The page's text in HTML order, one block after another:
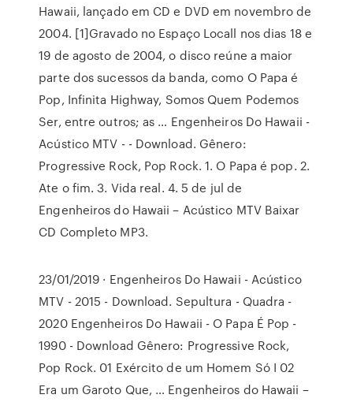
Hawaii, lançado em CD e DVD em novembro de
2004. [1]Gravado no Espaço Locall nos dias 18 e
19 de agosto de 2004, o disco reúne a maior
parte dos sucessos da banda, como O Papa é
Pop, Infinita Highway, Somos Quem Podemos
Ser, entre outros; as … Engenheiros Do Hawaii -
Acústico MTV - - Download. Gênero:
Progressive Rock, Pop Rock. 1. O Papa é pop. 2.
Ate o fim. 3. Vida real. 4. 5 de jul de
Engenheiros do Hawaii – Acústico MTV Baixar
CD Completo MP3.
23/01/2019 · Engenheiros Do Hawaii - Acústico
MTV - 2015 - Download. Sepultura - Quadra -
2020 Engenheiros Do Hawaii - O Papa É Pop -
1990 - Download Gênero: Progressive Rock,
Pop Rock. 01 Exército de um Homem Só I 02
Era um Garoto Que, … Engenheiros do Hawaii –